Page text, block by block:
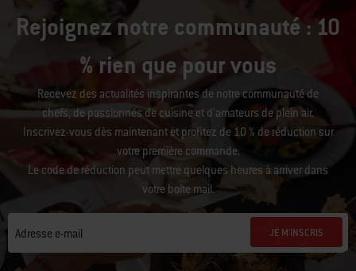
Rejoignez notre communauté : 10
% rien que pour vous
Recevez des actualités inspirantes de notre communauté de
chefs, de passionnés de cuisine et d’amateurs de plein air.
Inscrivez-vous dès maintenant et profitez de 10 % de réduction sur
votre première commande.
Le code de réduction peut mettre quelques heures à arriver dans
votre boîte mail.
Adresse e-mail JE M'INSCRIS